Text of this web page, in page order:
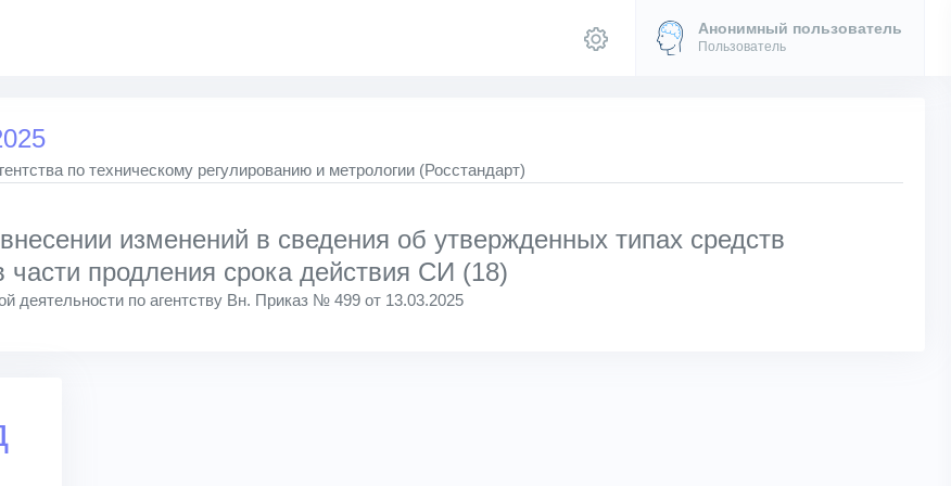
Анонимный пользователь
Пользователь
по техническому регулированию и метрологии (Росстандарт)
изменений в сведения об утвержденных типах средств
части продления срока действия СИ (18)
деятельности по агентству Вн. Приказ № 499 от 13.03.2025